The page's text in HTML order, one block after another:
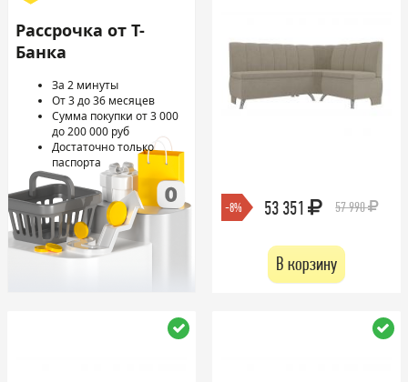
Рассрочка от Т-
Банка
За 2 минуты
От 3 до 36 месяцев
Сумма покупки от 3 000
до 200 000 руб
Достаточно только
паспорта
-8% 53 351 57 990
В корзину